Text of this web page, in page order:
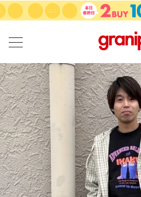
カテゴリーから探す
KIDS
カテゴリ
サイズ